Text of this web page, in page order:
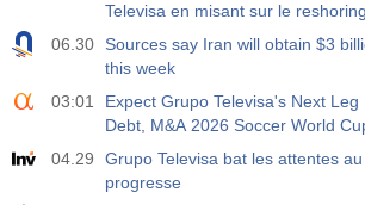
Televisa en misant sur le reshoring
06.30
Sources say Iran will obtain $3
this week
03:01
Expect Grupo Televisa's Next
Debt, M&A 2026 Soccer World
04.29
Grupo Televisa bat les attentes
progresse